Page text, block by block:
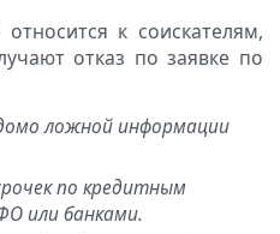
к соискателям,
отказ по заявке по
ложной информации
по кредитным
или банками.